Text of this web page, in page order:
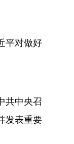
平对做好
共中央召
发表重要